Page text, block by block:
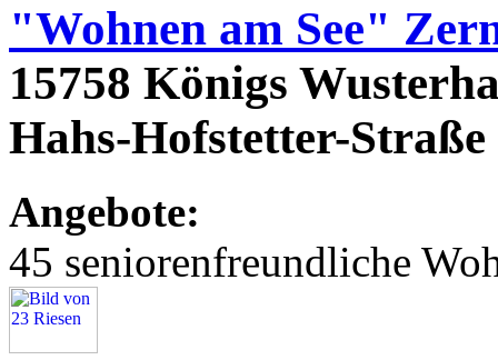
"Wohnen am See"
15758 Königs
Hahs-Hofstetter-Straße
Angebote:
45 seniorenfreundliche